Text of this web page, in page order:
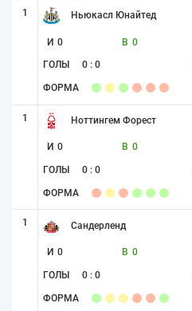
1 Ньюкасл Юнайтед
И 0 В 0
ГОЛЫ 0 : 0
ФОРМА
1 Ноттингем Форест
И 0 В 0
ГОЛЫ 0 : 0
ФОРМА
1 Сандерленд
И 0 В 0
ГОЛЫ 0 : 0
ФОРМА